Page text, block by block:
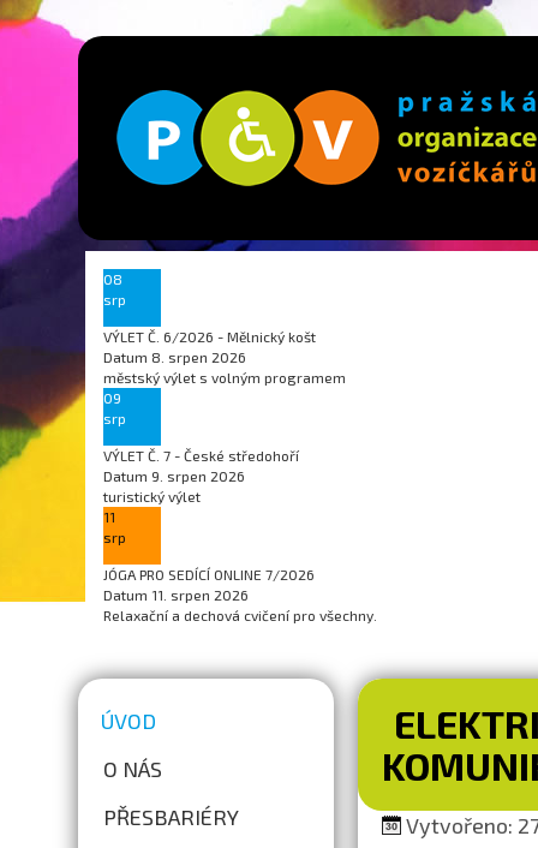
08
srp
VÝLET Č. 6/2026 - Mělnický košt
Datum 8. srpen 2026
městský výlet s volným programem
09
srp
VÝLET Č. 7 - České středohoří
Datum 9. srpen 2026
turistický výlet
11
srp
JÓGA PRO SEDÍCÍ ONLINE 7/2026
Datum 11. srpen 2026
Relaxační a dechová cvičení pro všechny.
ÚVOD
O NÁS
PŘESBARIÉRY
Vytvořeno: